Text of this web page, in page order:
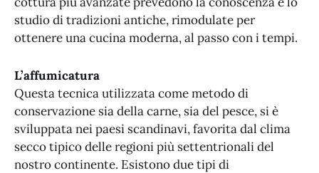
studio di tradizioni antiche, rimodulate per
ottenere una cucina moderna, al passo con i tempi.
L’affumicatura
Questa tecnica utilizzata come metodo di
conservazione sia della carne, sia del pesce, si è
sviluppata nei paesi scandinavi, favorita dal clima
secco tipico delle regioni più settentrionali del
nostro continente. Esistono due tipi di